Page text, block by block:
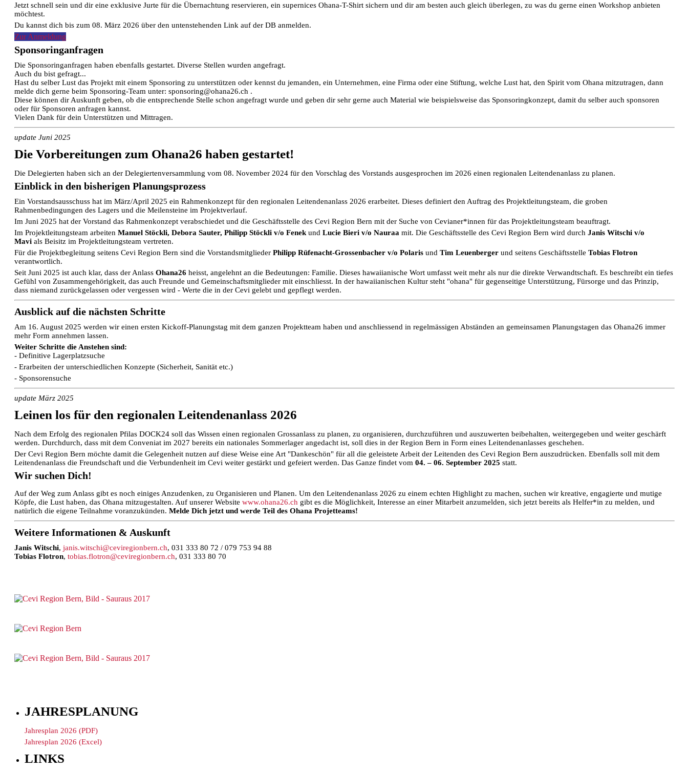
Jetzt schnell sein und dir eine exklusive Jurte für die Übernachtung reservieren, ein supernices Ohana-T-Shirt sichern und dir am besten auch gleich überlegen, zu was du gerne einen Workshop anbieten
möchtest.
Du kannst dich bis zum 08. März 2026 über den untenstehenden Link auf der DB anmelden.
Zur Anmeldung
Sponsoringanfragen
Die Sponsoringanfragen haben ebenfalls gestartet. Diverse Stellen wurden angefragt.
Auch du bist gefragt...
Hast du selber Lust das Projekt mit einem Sponsoring zu unterstützen oder kennst du jemanden, ein Unternehmen, eine Firma oder eine Stiftung, welche Lust hat, den Spirit vom Ohana mitzutragen, dann
melde dich gerne beim Sponsoring-Team unter: sponsoring@ohana26.ch .
Diese können dir Auskunft geben, ob die entsprechende Stelle schon angefragt wurde und geben dir sehr gerne auch Material wie beispielsweise das Sponsoringkonzept, damit du selber auch sponsoren
oder für Sponsoren anfragen kannst.
Vielen Dank für dein Unterstützen und Mittragen.
update Juni 2025
Die Vorbereitungen zum Ohana26 haben gestartet!
Die Delegierten haben sich an der Delegiertenversammlung vom 08. November 2024 für den Vorschlag des Vorstands ausgesprochen im 2026 einen regionalen Leitendenanlass zu planen.
Einblick in den bisherigen Planungsprozess
Ein Vorstandsausschuss hat im März/April 2025 ein Rahmenkonzept für den regionalen Leitendenanlass 2026 erarbeitet. Dieses definiert den Auftrag des Projektleitungsteam, die groben
Rahmenbedingungen des Lagers und die Meilensteine im Projektverlauf.
Im Juni 2025 hat der Vorstand das Rahmenkonzept verabschiedet und die Geschäftsstelle des Cevi Region Bern mit der Suche von Cevianer*innen für das Projektleitungsteam beauftragt.
Im Projektleitungsteam arbeiten Manuel Stöckli, Debora Sauter, Philipp Stöckli v/o Fenek und Lucie Bieri v/o Nauraa mit. Die Geschäftsstelle des Cevi Region Bern wird durch Janis Witschi v/o
Mavi als Beisitz im Projektleitungsteam vertreten.
Für die Projektbegleitung seitens Cevi Region Bern sind die Vorstandsmitglieder Philipp Rüfenacht-Grossenbacher v/o Polaris und Tim Leuenberger und seitens Geschäftsstelle Tobias Flotron
verantwortlich.
Seit Juni 2025 ist auch klar, dass der Anlass Ohana26 heisst, angelehnt an die Bedeutungen: Familie. Dieses hawaiianische Wort umfasst weit mehr als nur die direkte Verwandtschaft. Es beschreibt ein tiefes
Gefühl von Zusammengehörigkeit, das auch Freunde und Gemeinschaftsmitglieder mit einschliesst. In der hawaiianischen Kultur steht "ohana" für gegenseitige Unterstützung, Fürsorge und das Prinzip,
dass niemand zurückgelassen oder vergessen wird - Werte die in der Cevi gelebt und gepflegt werden.
Ausblick auf die nächsten Schritte
Am 16. August 2025 werden wir einen ersten Kickoff-Planungstag mit dem ganzen Projektteam haben und anschliessend in regelmässigen Abständen an gemeinsamen Planungstagen das Ohana26 immer
mehr Form annehmen lassen.
Weiter Schritte die Anstehen sind:
- Definitive Lagerplatzsuche
- Erarbeiten der unterschiedlichen Konzepte (Sicherheit, Sanität etc.)
- Sponsorensuche
update März 2025
Leinen los für den regionalen Leitendenanlass 2026
Nach dem Erfolg des regionalen Pfilas DOCK24 soll das Wissen einen regionalen Grossanlass zu planen, zu organisieren, durchzuführen und auszuwerten beibehalten, weitergegeben und weiter geschärft
werden. Durchdurch, dass mit dem Conveniat im 2027 bereits ein nationales Sommerlager angedacht ist, soll dies in der Region Bern in Form eines Leitendenanlasses geschehen.
Der Cevi Region Bern möchte damit die Gelegenheit nutzen auf diese Weise eine Art "Dankeschön" für all die geleistete Arbeit der Leitenden des Cevi Region Bern auszudrücken. Ebenfalls soll mit dem
Leitendenanlass die Freundschaft und die Verbundenheit im Cevi weiter gestärkt und gefeiert werden. Das Ganze findet vom 04. – 06. September 2025 statt.
Wir suchen Dich!
Auf der Weg zum Anlass gibt es noch einiges Anzudenken, zu Organisieren und Planen. Um den Leitendenanlass 2026 zu einem echten Highlight zu machen, suchen wir kreative, engagierte und mutige
Köpfe, die Lust haben, das Ohana mitzugestalten. Auf unserer Website www.ohana26.ch gibt es die Möglichkeit, Interesse an einer Mitarbeit anzumelden, sich jetzt bereits als Helfer*in zu melden, und
natürlich die eigene Teilnahme voranzukünden. Melde Dich jetzt und werde Teil des Ohana Projetteams!
Weitere Informationen & Auskunft
Janis Witschi, janis.witschi@ceviregionbern.ch, 031 333 80 72 / 079 753 94 88
Tobias Flotron, tobias.flotron@ceviregionbern.ch, 031 333 80 70
JAHRESPLANUNG
Jahresplan 2026 (PDF)
Jahresplan 2026 (Excel)
LINKS